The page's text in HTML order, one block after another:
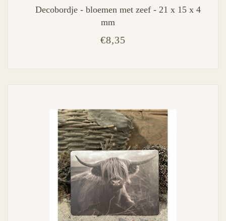
Decobordje - bloemen met zeef - 21 x 15 x 4
mm
€8,35